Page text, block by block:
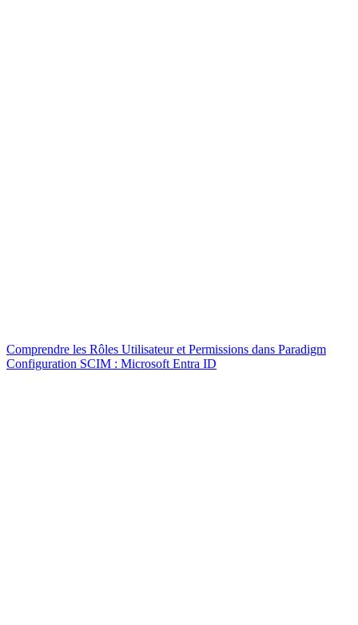
Comprendre les Rôles Utilisateur et Permissions dans Paradigm
Configuration SCIM : Microsoft Entra ID